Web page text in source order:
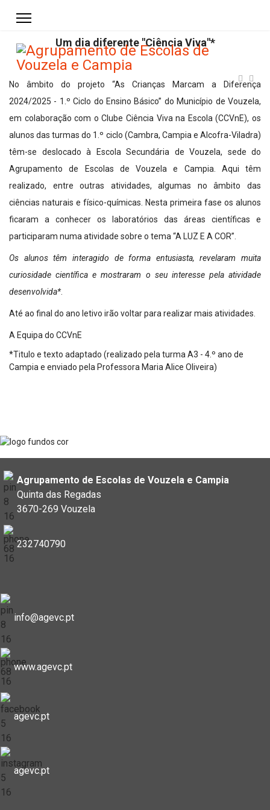
Um dia diferente "Ciência Viva"*
No âmbito do projeto “As Crianças Marcam a Diferença
2024/2025 - 1.º Ciclo do Ensino Básico” do Município de Vouzela,
em colaboração com o Clube Ciência Viva na Escola (CCVnE), os
alunos das turmas do 1.º ciclo (Cambra, Campia e Alcofra-Viladra)
têm-se deslocado à Escola Secundária de Vouzela, sede do
Agrupamento de Escolas de Vouzela e Campia. Aqui têm
realizado, entre outras atividades, algumas no âmbito das
ciências naturais e físico-químicas. Nesta primeira fase os alunos
ficaram a conhecer os laboratórios das áreas científicas e
participaram numa atividade sobre o tema “A LUZ E A COR”.
Os alunos têm interagido de forma entusiasta, revelaram muita
curiosidade científica e mostraram o seu interesse pela atividade
desenvolvida*.
Até ao final do ano letivo irão voltar para realizar mais atividades.
A Equipa do CCVnE
*Titulo e texto adaptado (realizado pela turma A3 - 4.º ano de
Campia e enviado pela Professora Maria Alice Oliveira)
Agrupamento de Escolas de Vouzela e Campia
Quinta das Regadas
3670-269 Vouzela
232740790
info@agevc.pt
www.agevc.pt
agevc.pt
agevc.pt